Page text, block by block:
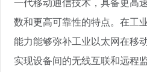
数和更高可靠性的特点。在工
能力能够弥补工业以太网在移
实现设备间的无线互联和远程监